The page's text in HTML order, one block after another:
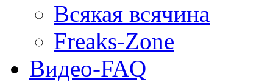
Всякая всячина
Freaks-Zone
Видео-FAQ